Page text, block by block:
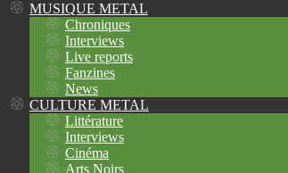
MUSIQUE METAL
Chroniques
Interviews
Live reports
Fanzines
News
CULTURE METAL
Littérature
Interviews
Cinéma
Arts Noirs